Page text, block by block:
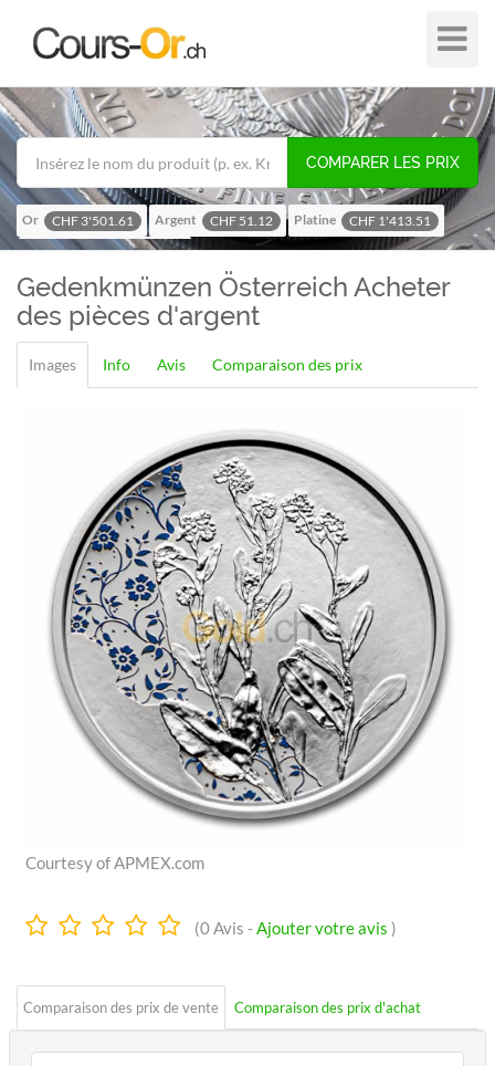
Plier
/
hors
de
COMPARER LES PRIX
Or CHF 3'501.61 Argent CHF 51.12 Platine
CHF 1'413.51
Palladium
CHF 1'115.92
Gedenkmünzen Österreich Acheter
des pièces d'argent
Images Info Avis Comparaison des prix
Courtesy of APMEX.com
0.0
(0Avis -Ajouter votre avis )
Comparaison des prix de vente Comparaison des prix d'achat